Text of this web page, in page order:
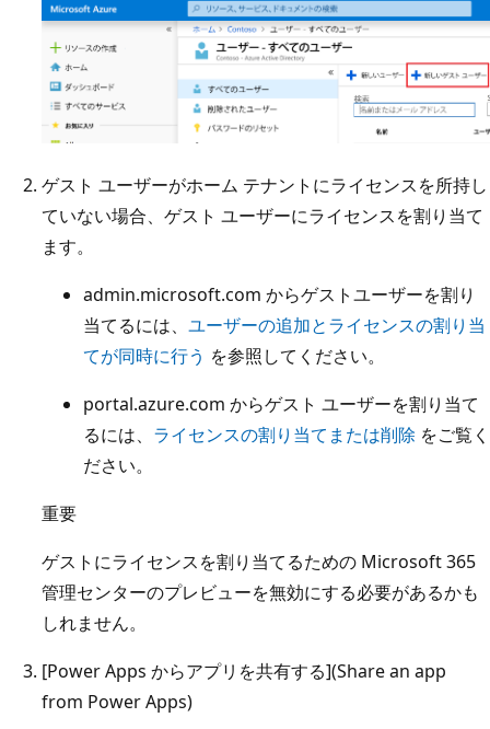
ゲスト ユーザーがホーム テナントにライセンスを所持し
ていない場合、ゲスト ユーザーにライセンスを割り当て
ます。
admin.microsoft.com からゲストユーザーを割り
当てるには、 ユーザーの追加とライセンスの割り当
てが同時に行う を参照してください。
portal.azure.com からゲスト ユーザーを割り当て
るには、 ライセンスの割り当てまたは削除 をご覧く
ださい。
重要
ゲストにライセンスを割り当てるための Microsoft 365
管理センターのプレビューを無効にする必要があるかも
しれません。
[Power Apps からアプリを共有する](Share an app
from Power Apps)